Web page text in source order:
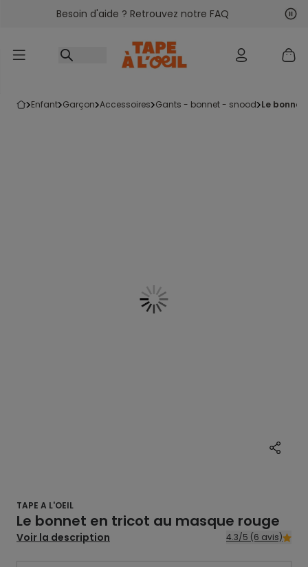
Accéder au contenu
Besoin d'aide ? Retrouvez notre FAQ
enfant garçon accessoires gants - bonnet - snood le
TAPE A L'OEIL
Le bonnet en tricot au masque rouge
Voir la description 4.3/5 (6 avis)